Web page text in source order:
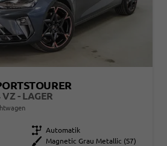
VZ - LAGER
Getriebe Automatik
Außenfarbe
Magnetic Grau Metallic (S7)